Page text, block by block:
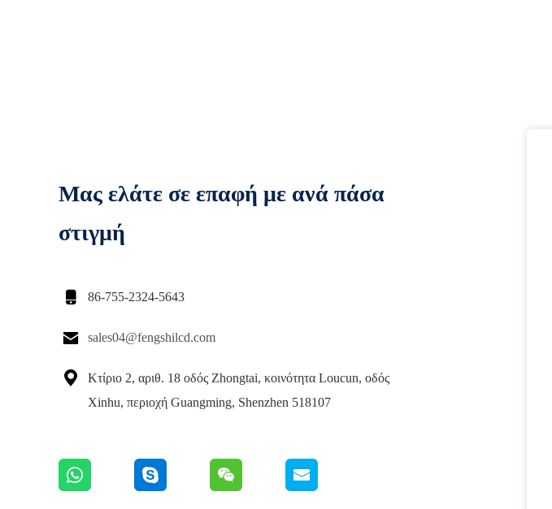
Μας ελάτε σε επαφή με ανά πάσα
στιγμή
 86-755-2324-5643
 sales04@fengshilcd.com

Κτίριο 2, αριθ. 18 οδός Zhongtai, κοινότητα Loucun, οδός
Xinhu, περιοχή Guangming, Shenzhen 518107